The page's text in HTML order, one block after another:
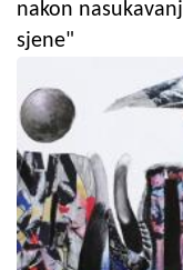
nakon
sjene"